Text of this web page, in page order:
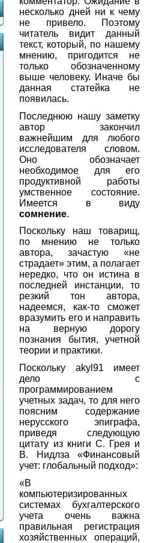
несколько дней ни к чему
не привело. Поэтому
читатель видит данный
текст, который, по нашему
мнению, пригодится не
только обозначенному
выше человеку. Иначе бы
данная статейка не
появилась.
Последнюю нашу заметку
автор закончил
важнейшим для любого
исследователя словом.
Оно обозначает
необходимое для его
продуктивной работы
умственное состояние.
Имеется в виду
сомнение.
Поскольку наш товарищ,
по мнению не только
автора, зачастую «не
страдает» этим, а полагает
нередко, что он истина в
последней инстанции, то
резкий тон автора,
надеемся, как-то сможет
вразумить его и направить
на верную дорогу
познания бытия, учетной
теории и практики.
Поскольку akyl 91 имеет
дело с
программированием
учетных задач, то для него
поясним содержание
нерусского эпиграфа,
приведя следующую
цитату из книги С. Грея и
В. Нидлза «Финансовый
учет: глобальный подход»:
«В
компьютеризированных
системах бухгалтерского
учета очень важна
правильная регистрация
хозяйственных операций,